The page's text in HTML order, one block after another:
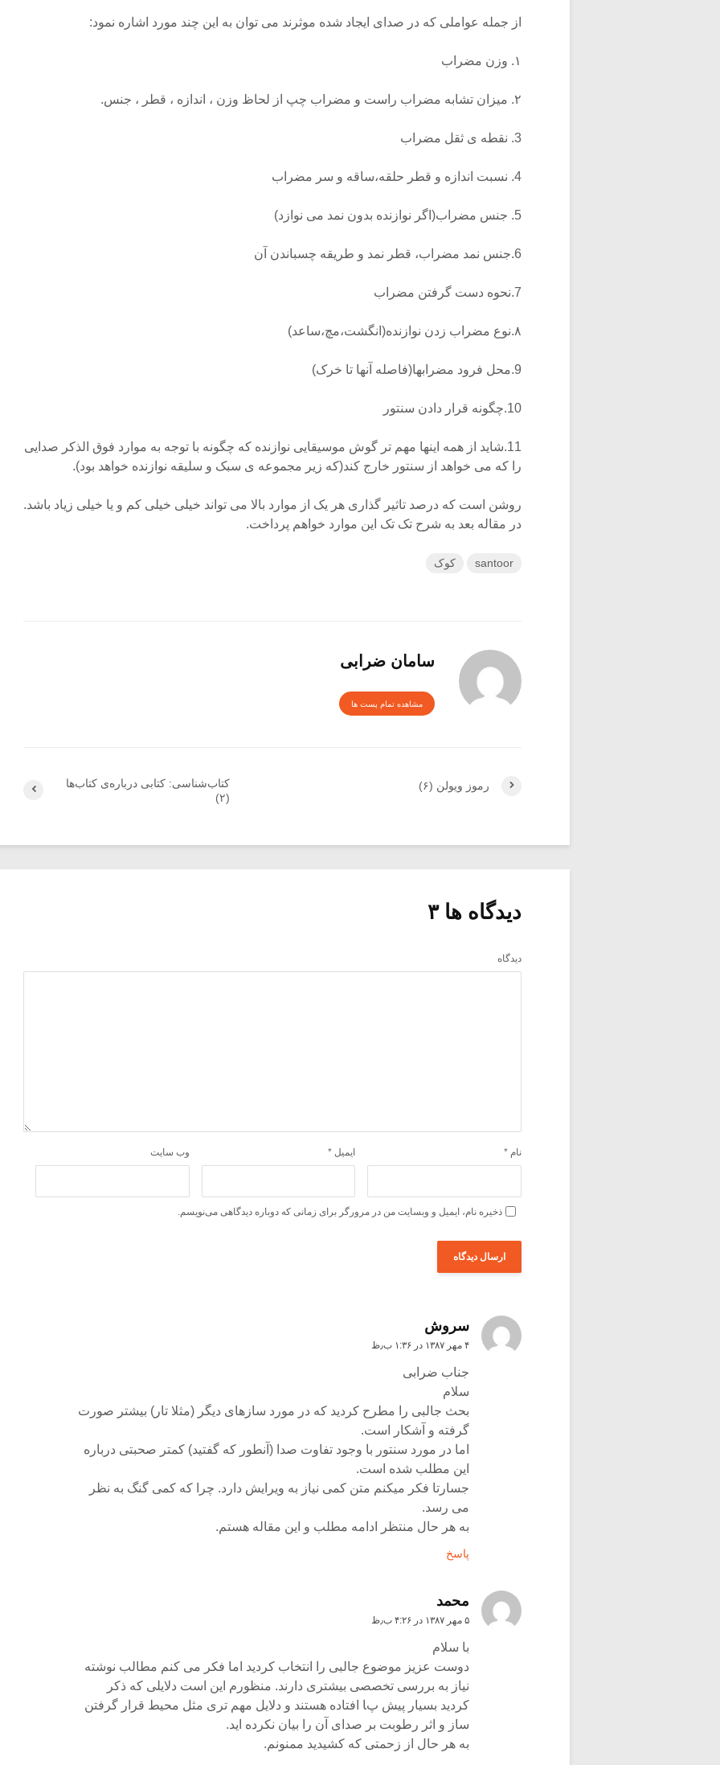
از جمله عواملی که در صدای ایجاد شده موثرند می توان به این چند مورد اشاره نمود:
۱. وزن مضراب
۲. میزان تشابه مضراب راست و مضراب چپ از لحاظ وزن ، اندازه ، قطر ، جنس.
3. نقطه ی ثقل مضراب
4. نسبت اندازه و قطر حلقه،ساقه و سر مضراب
5. جنس مضراب(اگر نوازنده بدون نمد می نوازد)
6.جنس نمد مضراب، قطر نمد و طریقه چسباندن آن
7.نحوه دست گرفتن مضراب
۸.نوع مضراب زدن نوازنده(انگشت،مچ،ساعد)
9.محل فرود مضرابها(فاصله آنها تا خرک)
10.چگونه قرار دادن سنتور
11.شاید از همه اینها مهم تر گوش موسیقایی نوازنده که چگونه با توجه به موارد فوق الذکر صدایی
را که می خواهد از سنتور خارج کند(که زیر مجموعه ی سبک و سلیقه نوازنده خواهد بود).
روشن است که درصد تاثیر گذاری هر یک از موارد بالا می تواند خیلی خیلی کم و یا خیلی زیاد باشد.
در مقاله بعد به شرح تک تک این موارد خواهم پرداخت.
santoor کوک
سامان ضرابی
مشاهده تمام پست ها
کتاب‌شناسی: کتابی درباره‌ی کتاب‌ها
(۲)
رموز ویولن (۶)
دیدگاه ها ۳
دیدگاه
نام * ایمیل * وب‌ سایت
ذخیره نام، ایمیل و وبسایت من در مرورگر برای زمانی که دوباره دیدگاهی می‌نویسم.
سروش
۴ مهر ۱۳۸۷ در ۱:۳۶ ب٫ظ
جناب ضرابی
سلام
بحث جالبی را مطرح کردید که در مورد سازهای دیگر (مثلا تار) بیشتر صورت
گرفته و آشکار است.
اما در مورد سنتور با وجود تفاوت صدا (آنطور که گفتید) کمتر صحبتی درباره
این مطلب شده است.
جسارتا فکر میکنم متن کمی نیاز به ویرایش دارد. چرا که کمی گنگ به نظر
می رسد.
به هر حال منتظر ادامه مطلب و این مقاله هستم.
پاسخ
محمد
۵ مهر ۱۳۸۷ در ۴:۲۶ ب٫ظ
با سلام
دوست عزیز موضوع جالبی را انتخاب کردید اما فکر می کنم مطالب نوشته
نیاز به بررسی تخصصی بیشتری دارند. منظورم این است دلایلی که ذکر
کردید بسیار پیش پا افتاده هستند و دلایل مهم تری مثل محیط قرار گرفتن
ساز و اثر رطوبت بر صدای آن را بیان نکرده اید.
به هر حال از زحمتی که کشیدید ممنونم.